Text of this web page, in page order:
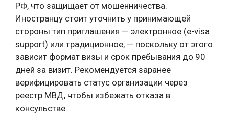
РФ, что защищает от мошенничества.
Иностранцу стоит уточнить у принимающей
стороны тип приглашения — электронное (e-visa
support) или традиционное, — поскольку от этого
зависит формат визы и срок пребывания до 90
дней за визит. Рекомендуется заранее
верифицировать статус организации через
реестр МВД, чтобы избежать отказа в
консульстве.